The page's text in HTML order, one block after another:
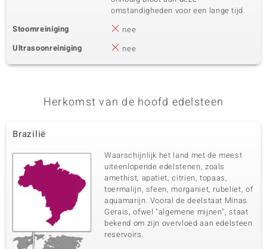
omstandigheden voor een lange tijd.
Stoomreiniging
nee
Ultrasoonreiniging
nee
Herkomst van de hoofd edelsteen
Brazilië
Waarschijnlijk het land met de meest
uiteenlopende edelstenen, zoals
amethist, apatiet, citrien, topaas,
toermalijn, sfeen, morganiet, rubeliet, of
aquamarijn. Vooral de deelstaat Minas
Gerais, ofwel "algemene mijnen", staat
bekend om zijn overvloed aan edelsteen
reservoirs.